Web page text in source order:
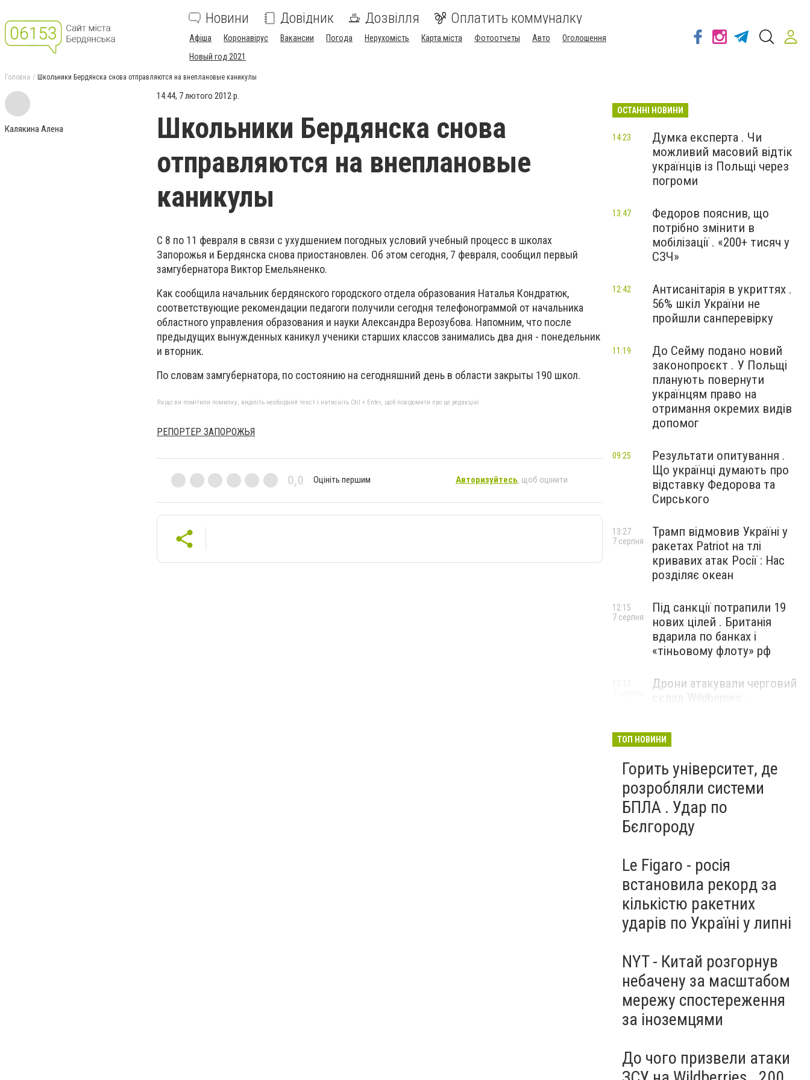
Новини Довідник Дозвілля Оплатить коммуналку
Афіша Коронавірус Вакансии Погода Нерухомість Карта міста Фотоотчеты Авто
Оголошення
Новый год 2021
Головна Школьники Бердянска снова отправляются на внеплановые каникулы
Калякина Алена
14:44, 7 лютого 2012 р.
Школьники Бердянска снова
отправляются на внеплановые
каникулы
С 8 по 11 февраля в связи с ухудшением погодных условий учебный процесс в школах
Запорожья и Бердянска снова приостановлен. Об этом сегодня, 7 февраля, сообщил первый
замгубернатора Виктор Емельяненко.
Как сообщила начальник бердянского городского отдела образования Наталья Кондратюк,
соответствующие рекомендации педагоги получили сегодня телефонограммой от начальника
областного управления образования и науки Александра Верозубова. Напомним, что после
предыдущих вынужденных каникул ученики старших классов занимались два дня - понедельник
и вторник.
По словам замгубернатора, по состоянию на сегодняшний день в области закрыты 190 школ.
Якщо ви помітили помилку, виділіть необхідний текст і натисніть Ctrl + Enter, щоб повідомити про це редакцію
РЕПОРТЕР ЗАПОРОЖЬЯ
0,0 Оцініть першим Авторизуйтесь, щоб оцінити
ОСТАННІ НОВИНИ
Думка експерта . Чи
можливий масовий відтік
українців із Польщі через
погроми
14:23
Федоров пояснив, що
потрібно змінити в
мобілізації . «200+ тисяч у
СЗЧ»
13:47
Антисанітарія в укриттях .
56% шкіл України не
пройшли санперевірку
12:42
До Сейму подано новий
законопроєкт . У Польщі
планують повернути
українцям право на
отримання окремих видів
допомог
11:19
Результати опитування .
Що українці думають про
відставку Федорова та
Сирського
09:25
Трамп відмовив Україні у
ракетах Patriot на тлі
кривавих атак Росії : Нас
розділяє океан
13:27
7 серпня
Під санкції потрапили 19
нових цілей . Британія
вдарила по банках і
«тіньовому флоту» рф
12:15
7 серпня
Дрони атакували черговий
склад Wildberries .
ТОП НОВИНИ
Горить університет, де
розробляли системи
БПЛА . Удар по
Бєлгороду
Le Figaro - росія
встановила рекорд за
кількістю ракетних
ударів по Україні у липні
NYT - Китай розгорнув
небачену за масштабом
мережу спостереження
за іноземцями
До чого призвели атаки